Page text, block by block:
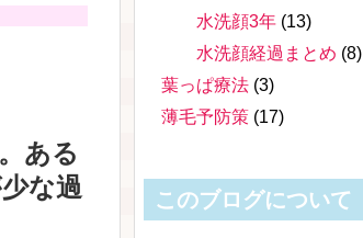
ある
な過
水洗顔3年 (13)
水洗顔経過まとめ (8)
葉っぱ療法 (3)
薄毛予防策 (17)
このブログについて